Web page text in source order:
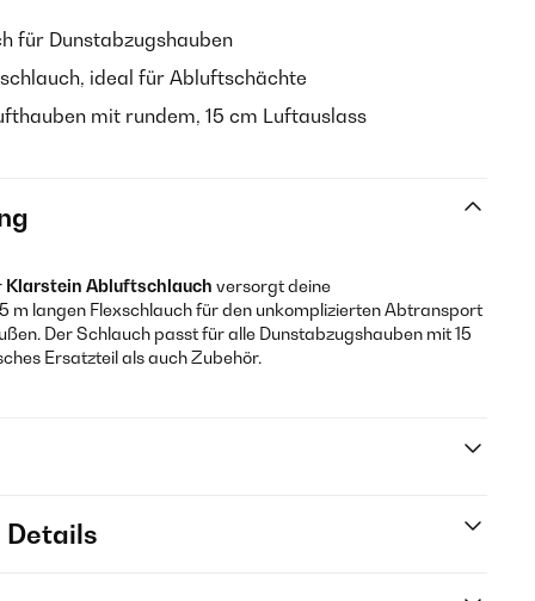
für Dunstabzugshauben
ideal für Abluftschächte
mit rundem, 15 cm Luftauslass
Klarstein Abluftschlauch versorgt deine
m langen Flexschlauch für den unkomplizierten Abtransport
Der Schlauch passt für alle Dunstabzugshauben mit 15
Ersatzteil als auch Zubehör.
Details